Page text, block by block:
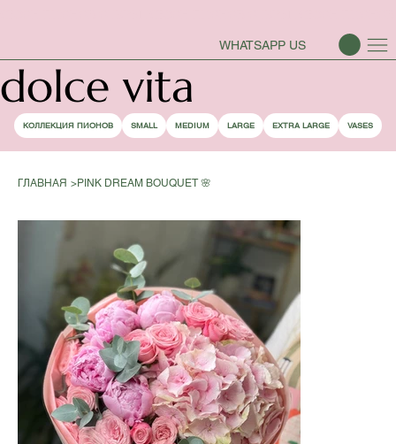
WHATSAPP US
dolce vita
КОЛЛЕКЦИЯ ПИОНОВ SMALL MEDIUM LARGE EXTRA LARGE VASES
ГЛАВНАЯ >PINK DREAM BOUQUET 🌸